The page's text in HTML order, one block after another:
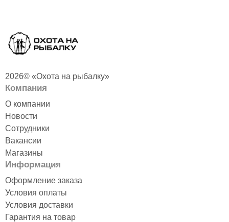
2026© «Охота на рыбалку»
Компания
О компании
Новости
Сотрудники
Вакансии
Магазины
Информация
Оформление заказа
Условия оплаты
Условия доставки
Гарантия на товар